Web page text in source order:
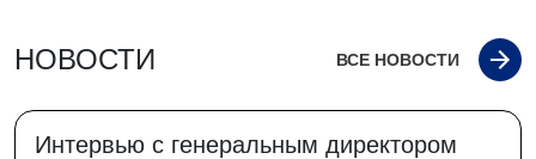
НОВОСТИ ВСЕ НОВОСТИ
Интервью с генеральным директором